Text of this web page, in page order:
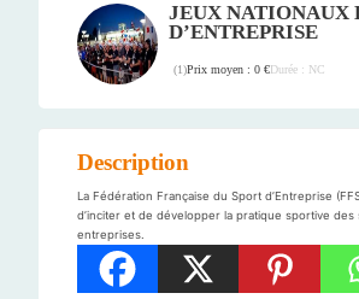
JEUX NATIONAUX
D’ENTREPRISE
(1)Prix moyen : 0 €Durée : NC
Description
La Fédération Française du Sport d’Entreprise
d’inciter et de développer la pratique sportive des
entreprises.